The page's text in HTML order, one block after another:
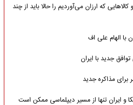
که ارزان می‌آوردیم را حالا باید از چند
با الهام علی اف
جدید با ایران
برای مذاکره جدید
و ایران تنها از مسیر دیپلماسی ممکن است